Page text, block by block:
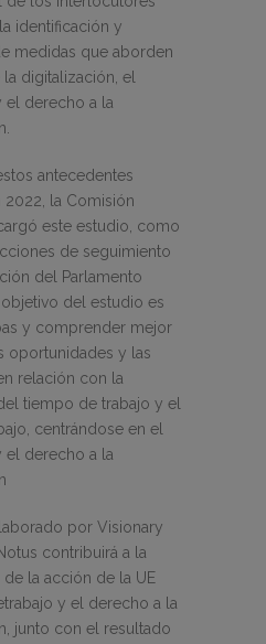
identificación y
medidas que aborden
digitalización, el
el derecho a la
antecedentes
la Comisión
este estudio, como
de seguimiento
del Parlamento
del estudio es
y comprender mejor
oportunidades y las
relación con la
tiempo de trabajo y el
centrándose en el
el derecho a la
por Visionary
contribuirá a la
la acción de la UE
y el derecho a la
junto con el resultado